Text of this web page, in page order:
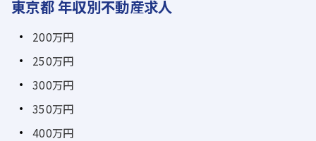
東京都 年収別不動産求人
200万円
250万円
300万円
350万円
400万円